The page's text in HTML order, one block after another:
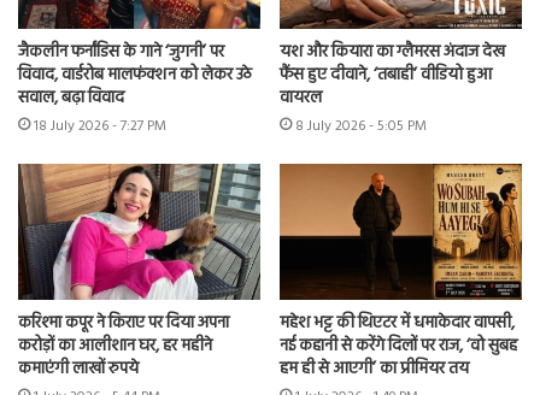
जैकलीन फर्नांडिस के गाने ‘जुगनी’ पर
विवाद, वार्डरोब मालफंक्शन को लेकर उठे
सवाल, बढ़ा विवाद
18 July 2026 - 7:27 PM
यश और कियारा का ग्लैमरस अंदाज देख
फैंस हुए दीवाने, ‘तबाही’ वीडियो हुआ
वायरल
8 July 2026 - 5:05 PM
करिश्मा कपूर ने किराए पर दिया अपना
करोड़ों का आलीशान घर, हर महीने
कमाएंगी लाखों रुपये
महेश भट्ट की थिएटर में धमाकेदार वापसी,
नई कहानी से करेंगे दिलों पर राज, ‘वो सुबह
हम ही से आएगी’ का प्रीमियर तय